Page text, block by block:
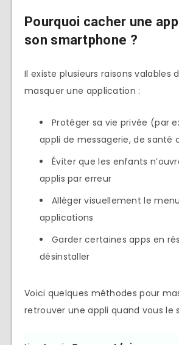
Pourquoi cacher une
son smartphone ?
Il existe plusieurs raisons valables
masquer une application :
Protéger sa vie privée (par
appli de messagerie, de santé
Éviter que les enfants
applis par erreur
Alléger visuellement le
applications
Garder certaines apps en
désinstaller
Voici quelques méthodes pour
retrouver une appli quand vous le